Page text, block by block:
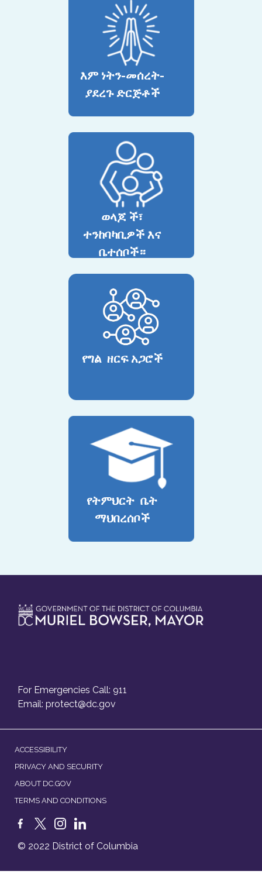
እም ነትን-መሰረት-
ያደረጉ ድርጅቶች
ወላጆ ች፣
ተንከባካቢዎች እና
ቤተሰቦች።
የግል ዘርፍ አጋሮች
የትምህርት ቤት
ማህበረሰቦች
For Emergencies Call: 911
Email: protect@dc.gov
ACCESSIBILITY
PRIVACY AND SECURITY
ABOUT DC.GOV
TERMS AND CONDITIONS
© 2022 District of Columbia